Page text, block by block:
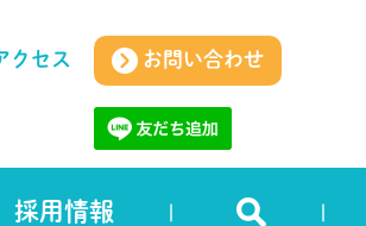
クセス お問い合わせ
採用情報